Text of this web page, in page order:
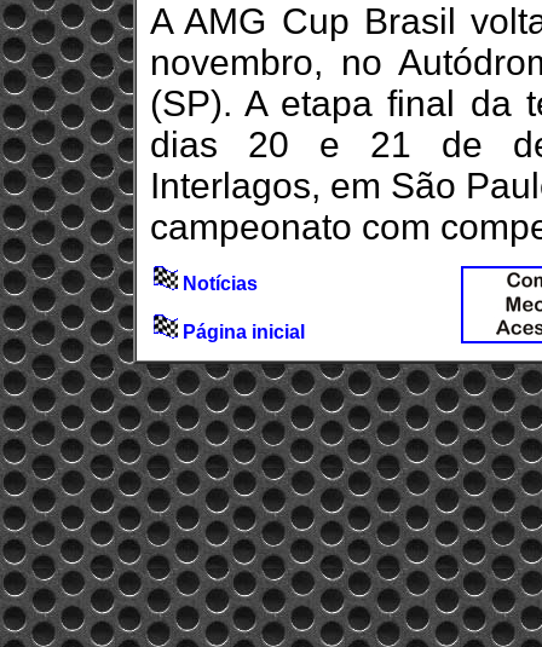
A AMG Cup Brasil
novembro, no
(SP). A etapa final da
dias 20 e 21 de
Interlagos, em São
campeonato com
Notícias
Página inicial